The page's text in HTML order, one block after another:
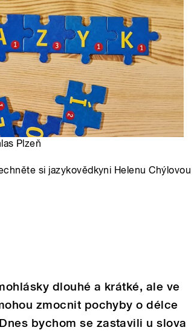
Plzeň
si jazykovědkyni Helenu Chýlovou
dlouhé a krátké, ale ve
zmocnit pochyby o délce
bychom se zastavili u slova